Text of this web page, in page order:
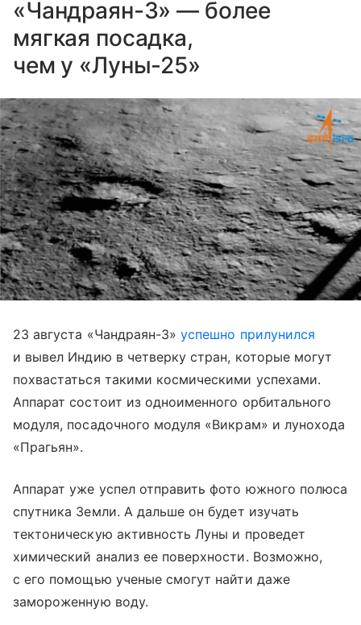
«Чандраян-3» — более
мягкая посадка,
чем у «Луны-25»
23 августа «Чандраян-3» успешно прилунился
и вывел Индию в четверку стран, которые могут
похвастаться такими космическими успехами.
Аппарат состоит из одноименного орбитального
модуля, посадочного модуля «Викрам» и лунохода
«Прагьян».
Аппарат уже успел отправить фото южного полюса
спутника Земли. А дальше он будет изучать
тектоническую активность Луны и проведет
химический анализ ее поверхности. Возможно,
с его помощью ученые смогут найти даже
замороженную воду.